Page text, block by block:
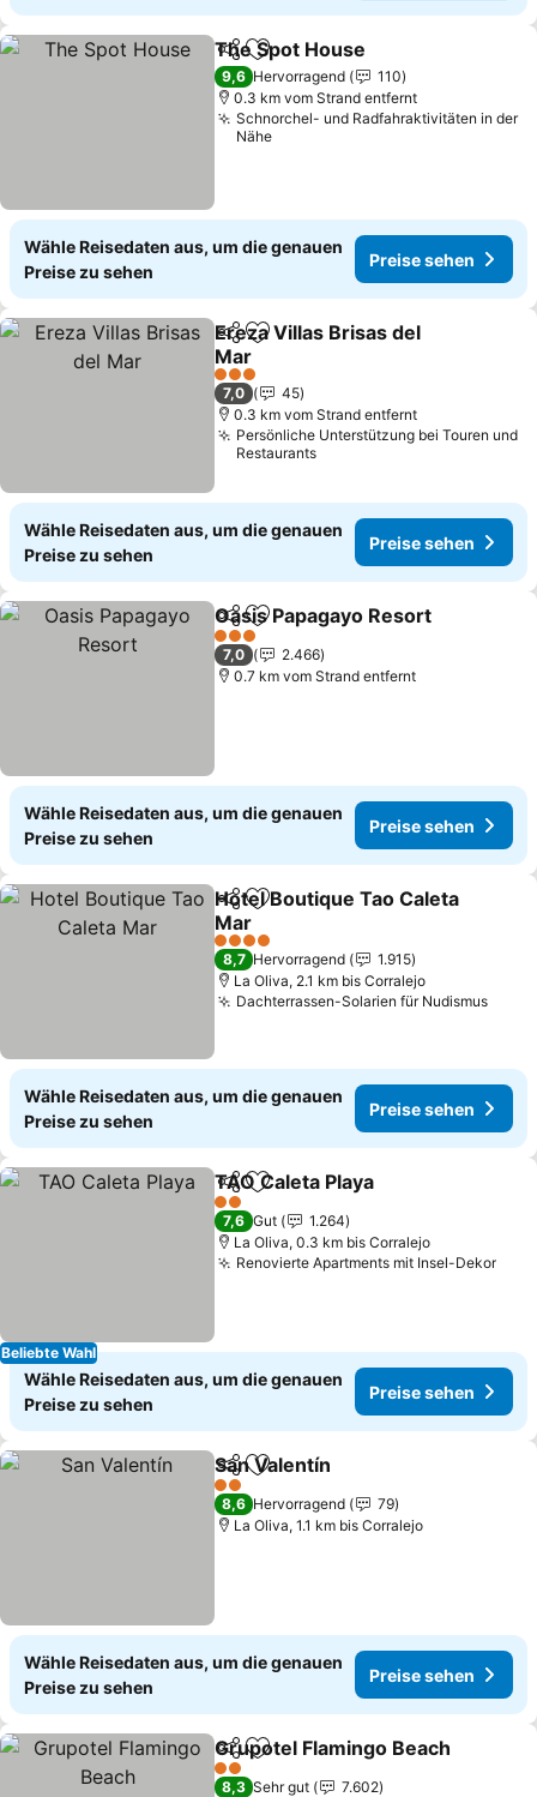
TeilenZu Favoriten hinzufügen
The Spot House
9,6 Hervorragend
110
0.3 km vom Strand entfernt
Schnorchel- und Radfahraktivitäten in der
Nähe
Wähle Reisedaten aus, um die genauen
Preise zu sehen
Preise sehen
TeilenZu Favoriten hinzufügen
Ereza Villas Brisas del
Mar
Preise sehen
3 Sterne
7,0
45
0.3 km vom Strand entfernt
Persönliche Unterstützung bei Touren und
Restaurants
Wähle Reisedaten aus, um die genauen
Preise zu sehen
Preise sehen
TeilenZu Favoriten hinzufügen
Oasis Papagayo Resort
3 Sterne
7,0
2.466
0.7 km vom Strand entfernt
Wähle Reisedaten aus, um die genauen
Preise zu sehen
Preise sehen
TeilenZu Favoriten hinzufügen
Hotel Boutique Tao Caleta
Mar
Preise sehen
4 Sterne
8,7 Hervorragend
1.915
La Oliva, 2.1 km bis Corralejo
Dachterrassen-Solarien für Nudismus
Wähle Reisedaten aus, um die genauen
Preise zu sehen
Preise sehen
Beliebte Wahl
TeilenZu Favoriten hinzufügen
TAO Caleta Playa
2 Sterne
7,6 Gut
1.264
La Oliva, 0.3 km bis Corralejo
Renovierte Apartments mit Insel-Dekor
Wähle Reisedaten aus, um die genauen
Preise zu sehen
Preise sehen
TeilenZu Favoriten hinzufügen
San Valentín
2 Sterne
8,6 Hervorragend
79
La Oliva, 1.1 km bis Corralejo
Wähle Reisedaten aus, um die genauen
Preise zu sehen
Preise sehen
TeilenZu Favoriten hinzufügen
Grupotel Flamingo Beach
2 Sterne
8,3 Sehr gut
7.602